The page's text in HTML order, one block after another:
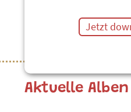
Aktuelle
Jetzt